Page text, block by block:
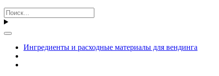
Ингредиенты и расходные материалы для вендинга